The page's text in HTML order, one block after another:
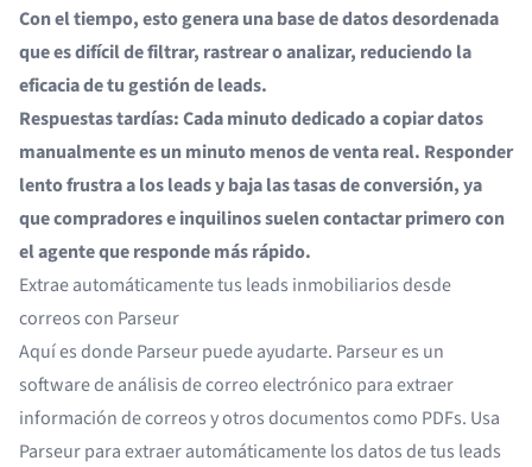
Con el tiempo, esto genera una base de datos desordenada
que es difícil de filtrar, rastrear o analizar, reduciendo la
eficacia de tu gestión de leads.
Respuestas tardías: Cada minuto dedicado a copiar datos
manualmente es un minuto menos de venta real. Responder
lento frustra a los leads y baja las tasas de conversión, ya
que compradores e inquilinos suelen contactar primero con
el agente que responde más rápido.
Extrae automáticamente tus leads inmobiliarios desde
correos con Parseur
Aquí es donde Parseur puede ayudarte. Parseures un
software de análisis de correo electrónico para extraer
información de correos y otros documentos como PDFs. Usa
Parseur para extraer automáticamente los datos de tus leads